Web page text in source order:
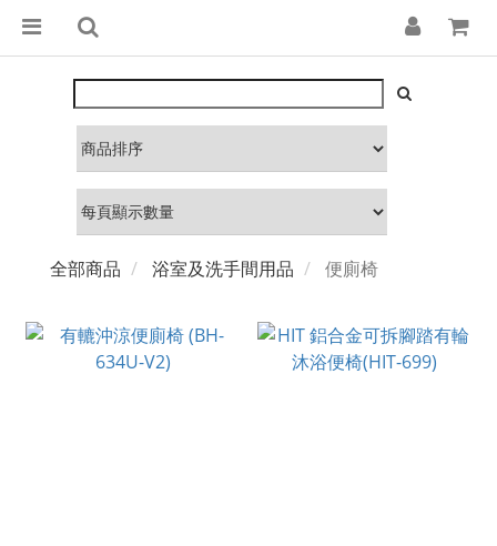
全部商品 浴室及洗手間用品 便廁椅